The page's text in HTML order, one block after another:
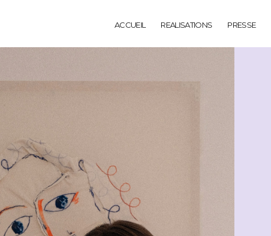
ACCUEIL REALISATIONS PRESSE